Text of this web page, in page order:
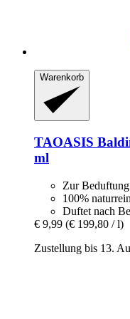
Warenkorb
TAOASIS
ml
Zur
100% naturrein
Duftet nach
€ 9,99 (€ 199,80 / l)
Zustellung bis 13.